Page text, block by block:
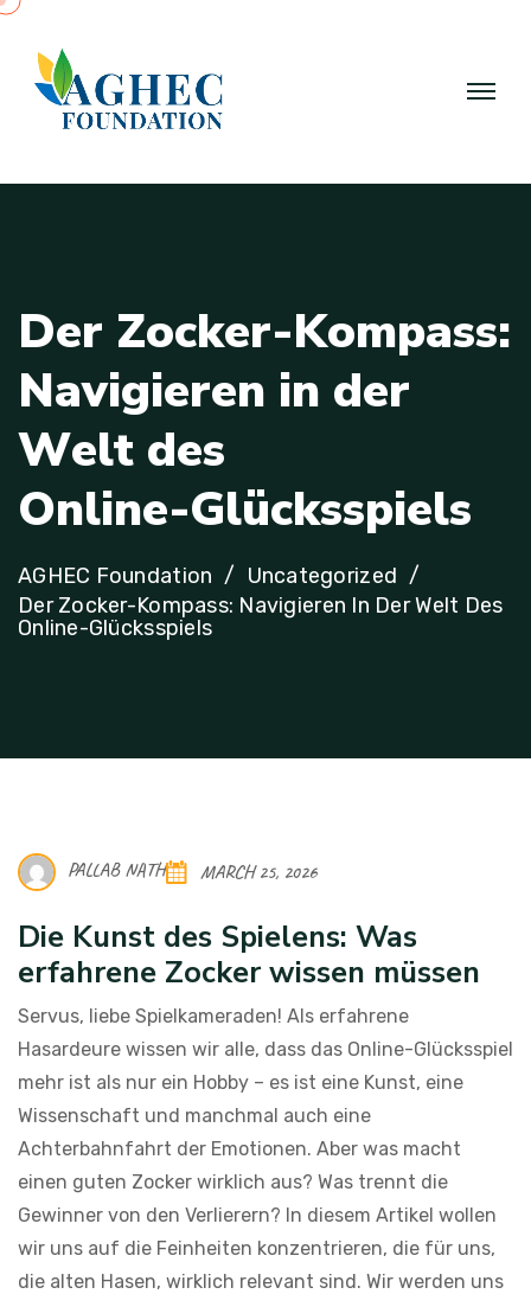
Der Zocker-Kompass:
Navigieren in der
Welt des
Online-Glücksspiels
AGHEC Foundation
Uncategorized
Der Zocker-Kompass: Navigieren In Der Welt Des
Online-Glücksspiels
PALLAB NATH MARCH 25, 2026
Die Kunst des Spielens: Was
erfahrene Zocker wissen müssen
Servus, liebe Spielkameraden! Als erfahrene
Hasardeure wissen wir alle, dass das Online-Glücksspiel
mehr ist als nur ein Hobby – es ist eine Kunst, eine
Wissenschaft und manchmal auch eine
Achterbahnfahrt der Emotionen. Aber was macht
einen guten Zocker wirklich aus? Was trennt die
Gewinner von den Verlierern? In diesem Artikel wollen
wir uns auf die Feinheiten konzentrieren, die für uns,
die alten Hasen, wirklich relevant sind. Wir werden uns